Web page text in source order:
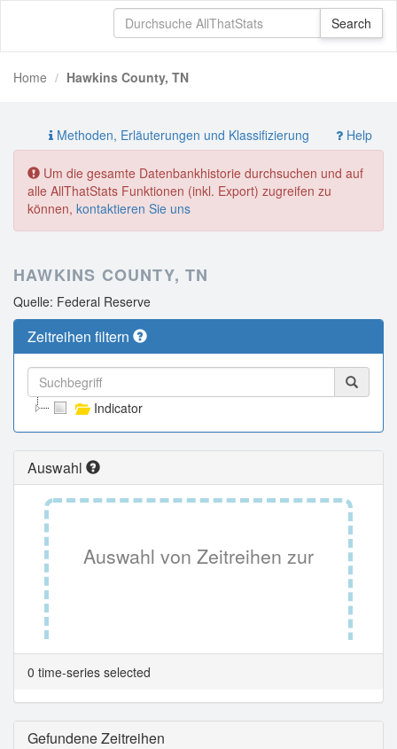
Home Hawkins County, TN
Methoden, Erläuterungen und Klassifizierung Help
Um die gesamte Datenbankhistorie durchsuchen und auf
alle AllThatStats Funktionen (inkl. Export) zugreifen zu
können, kontaktieren Sie uns
HAWKINS COUNTY, TN
Quelle: Federal Reserve
Zeitreihen filtern
Indicator
Auswahl
Auswahl von Zeitreihen zur
Tabellenansicht.
0 time-series selected
Gefundene Zeitreihen